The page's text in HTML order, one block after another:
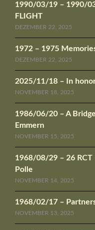
1990/03/19 – 1990/
FLIGHT
DEZEMBER 22, 2025
1972 – 1975
DEZEMBER 22, 2025
2025/11/18 – In
NOVEMBER 18, 2025
1986/06/20 – A
Emmern
NOVEMBER 15, 2025
1968/08/29 – 26 RCT
Polle
NOVEMBER 14, 2025
1968/02/17 –
NOVEMBER 13, 2025